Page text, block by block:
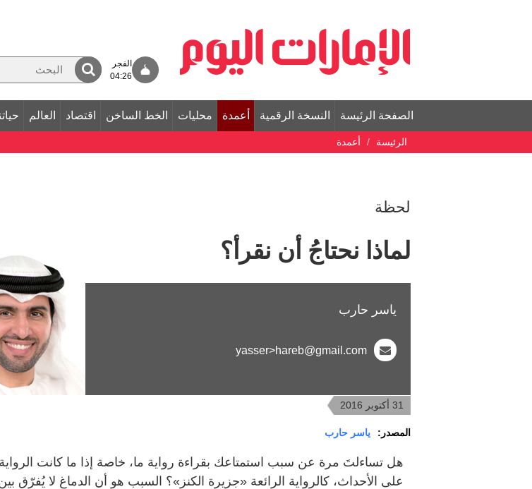
الفجر
04:26
الصفحة الرئيسة النسخة الرقمية أعمدة محليات الخط الساخن اقتصاد العالم
الرئيسة أعمدة
لحظة
لماذا نحتاجُ أن نقرأ؟
ياسر حارب
yasser>hareb@gmail.com
31 أكتوبر 2016
المصدر: ياسر حارب
هل تساءلتَ مرة عن سبب استمتاعك بقراءة رواية ما، خاصة إذا ما كانت
على الأحداث، كالرواية الرائعة «جزيرة الكنز»؟ السبب هو أن الدماغ لا يُفرّق بين